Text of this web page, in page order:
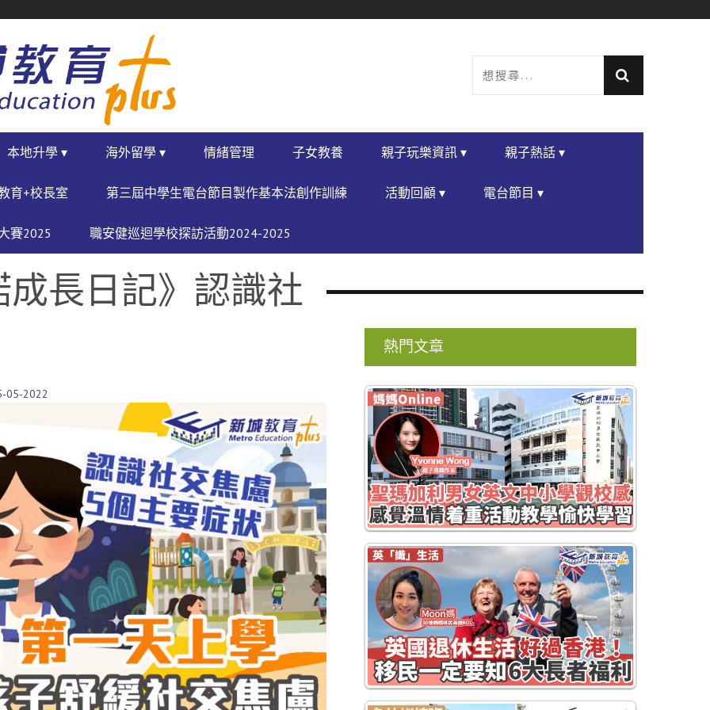
本地升學 ▾ 海外留學 ▾ 情緒管理 子女教養 親子玩樂資訊 ▾ 親子熱話 ▾
育+校長室 第三屆中學生電台節目製作基本法創作訓練 活動回顧 ▾ 電台節目 ▾
賽2025 職安健巡迴學校探訪活動2024-2025
長日記》認識社
05-2022
熱門文章